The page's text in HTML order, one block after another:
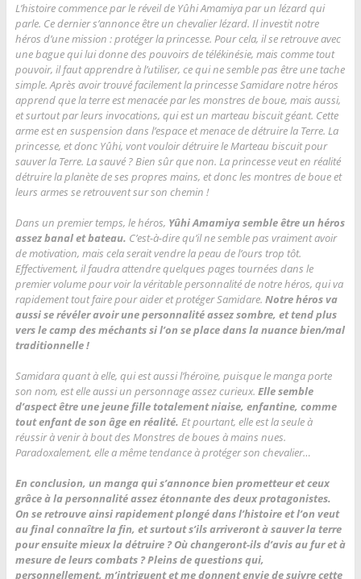
L’histoire commence par le réveil de Yûhi Amamiya par un lézard qui
parle. Ce dernier s’annonce être un chevalier lézard. Il investit notre
héros d’une mission : protéger la princesse. Pour cela, il se retrouve avec
une bague qui lui donne des pouvoirs de télékinésie, mais comme tout
pouvoir, il faut apprendre à l’utiliser, ce qui ne semble pas être une tache
simple. Après avoir trouvé facilement la princesse Samidare notre héros
apprend que la terre est menacée par les monstres de boue, mais aussi,
et surtout par leurs invocations, qui est un marteau biscuit géant. Cette
arme est en suspension dans l’espace et menace de détruire la Terre. La
princesse, et donc Yûhi, vont vouloir détruire le Marteau biscuit pour
sauver la Terre. La sauvé ? Bien sûr que non. La princesse veut en réalité
détruire la planète de ses propres mains, et donc les montres de boue et
leurs armes se retrouvent sur son chemin !
Dans un premier temps, le héros, Yûhi Amamiya semble être un héros
assez banal et bateau. C’est-à-dire qu’il ne semble pas vraiment avoir
de motivation, mais cela serait vendre la peau de l’ours trop tôt.
Effectivement, il faudra attendre quelques pages tournées dans le
premier volume pour voir la véritable personnalité de notre héros, qui va
rapidement tout faire pour aider et protéger Samidare. Notre héros va
aussi se révéler avoir une personnalité assez sombre, et tend plus
vers le camp des méchants si l’on se place dans la nuance bien/mal
traditionnelle !
Samidara quant à elle, qui est aussi l’héroïne, puisque le manga porte
son nom, est elle aussi un personnage assez curieux. Elle semble
d’aspect être une jeune fille totalement niaise, enfantine, comme
tout enfant de son âge en réalité. Et pourtant, elle est la seule à
réussir à venir à bout des Monstres de boues à mains nues.
Paradoxalement, elle a même tendance à protéger son chevalier…
En conclusion, un manga qui s’annonce bien prometteur et ceux
grâce à la personnalité assez étonnante des deux protagonistes.
On se retrouve ainsi rapidement plongé dans l’histoire et l’on veut
au final connaître la fin, et surtout s’ils arriveront à sauver la terre
pour ensuite mieux la détruire ? Où changeront-ils d’avis au fur et à
mesure de leurs combats ? Pleins de questions qui,
personnellement, m’intriguent et me donnent envie de suivre cette